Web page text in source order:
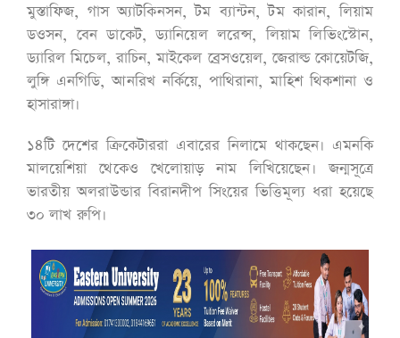
মুস্তাফিজ, গাস অ্যাটকিনসন, টম ব্যান্টন, টম কারান, লিয়াম
ডওসন, বেন ডাকেট, ড্যানিয়েল লরেন্স, লিয়াম লিভিংস্টোন,
ড্যারিল মিচেল, রাচিন, মাইকেল ব্রেসওয়েল, জেরাল্ড কোয়েটজি,
লুঙ্গি এনগিডি, আনরিখ নর্কিয়ে, পাথিরানা, মাহিশ থিকশানা ও
হাসারাঙ্গা।
১৪টি দেশের ক্রিকেটাররা এবারের নিলামে থাকছেন। এমনকি
মালয়েশিয়া থেকেও খেলোয়াড় নাম লিখিয়েছেন। জন্মসূত্রে
ভারতীয় অলরাউন্ডার বিরানদীপ সিংয়ের ভিত্তিমূল্য ধরা হয়েছে
৩০ লাখ রুপি।